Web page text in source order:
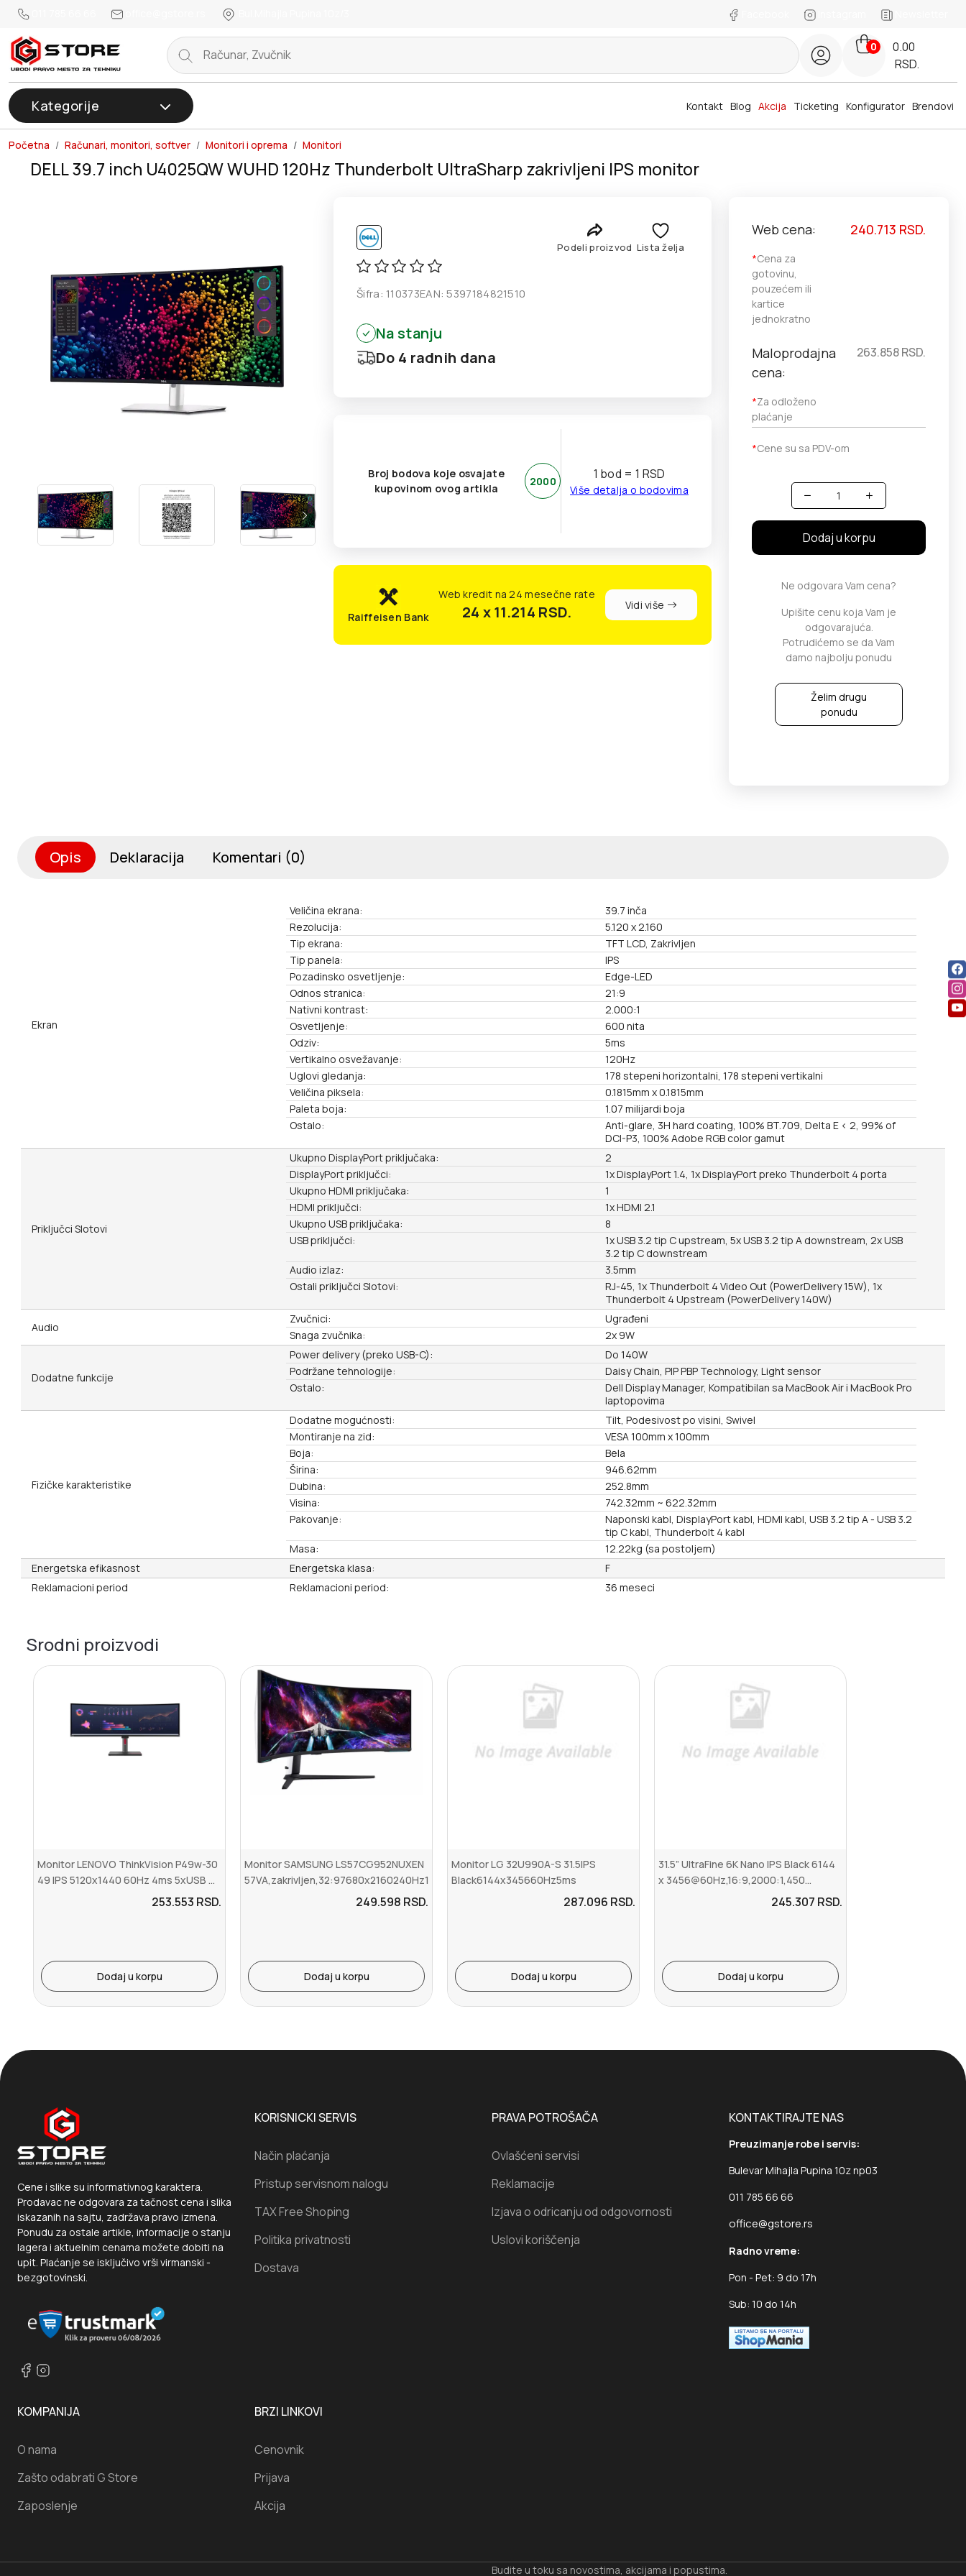
Instagram Newsletter
0
0.00
RSD.
Kategorije Brendovi
Blog Akcija
Kontakt Ticketing Konfigurator
Početna Računari, monitori, softver Monitori i oprema Monitori
DELL 39.7 inch U4025QW WUHD 120Hz Thunderbolt UltraSharp zakrivljeni IPS monitor
Podeli proizvod Lista želja
Šifra: 110373EAN:5397184821510
Na stanju
Do 4 radnih dana
Broj bodova koje osvajate
kupovinom ovog artikla
2000 1 bod = 1 RSD
Više detalja o bodovima
Raiffeisen Bank
Web kredit na 24 mesečne rate
24 x 11.214 RSD. Vidi više
Web cena:
*Cena za
gotovinu,
pouzećem ili
kartice
jednokratno
240.713 RSD.
Maloprodajna
cena:
*Za odloženo
plaćanje
263.858RSD.
*Cene su sa PDV-om
Količina
Dodaj u korpu
Ne odgovara Vam cena?
Upišite cenu koja Vam je
odgovarajuća.
Potrudićemo se da Vam
damo najbolju ponudu
Želim drugu
ponudu
Opis Deklaracija Komentari (0)
Ekran
Veličina ekrana:
39.7 inča
Rezolucija:
5.120 x 2.160
Tip ekrana:
TFT LCD, Zakrivljen
Tip panela:
IPS
Pozadinsko osvetljenje:
Edge-LED
Odnos stranica:
21:9
Nativni kontrast:
2.000:1
Osvetljenje:
600 nita
Odziv:
5ms
Vertikalno osvežavanje:
120Hz
Uglovi gledanja:
178 stepeni horizontalni, 178 stepeni vertikalni
Veličina piksela:
0.1815mm x 0.1815mm
Paleta boja:
1.07 milijardi boja
Ostalo:
Anti-glare, 3H hard coating, 100% BT.709, Delta E < 2, 99% of
DCI-P3, 100% Adobe RGB color gamut
Priključci Slotovi
Ukupno DisplayPort priključaka:
2
DisplayPort priključci:
1x DisplayPort 1.4, 1x DisplayPort preko Thunderbolt 4 porta
Ukupno HDMI priključaka:
1
HDMI priključci:
1x HDMI 2.1
Ukupno USB priključaka:
8
USB priključci:
1x USB 3.2 tip C upstream, 5x USB 3.2 tip A downstream, 2x USB
3.2 tip C downstream
Audio izlaz:
3.5mm
Ostali priključci Slotovi:
RJ-45, 1x Thunderbolt 4 Video Out (PowerDelivery 15W), 1x
Thunderbolt 4 Upstream (PowerDelivery 140W)
Audio
Zvučnici:
Ugrađeni
Snaga zvučnika:
2x 9W
Dodatne funkcije
Power delivery (preko USB-C):
Do 140W
Podržane tehnologije:
Daisy Chain, PIP PBP Technology, Light sensor
Ostalo:
Dell Display Manager, Kompatibilan sa MacBook Air i MacBook Pro
laptopovima
Fizičke karakteristike
Dodatne mogućnosti:
Tilt, Podesivost po visini, Swivel
Montiranje na zid:
VESA 100mm x 100mm
Boja:
Bela
Širina:
946.62mm
Dubina:
252.8mm
Visina:
742.32mm ~ 622.32mm
Pakovanje:
Naponski kabl, DisplayPort kabl, HDMI kabl, USB 3.2 tip A - USB 3.2
tip C kabl, Thunderbolt 4 kabl
Masa:
12.22kg (sa postoljem)
Energetska efikasnost
Energetska klasa:
F
Reklamacioni period
Reklamacioni period: 36 meseci
Srodni proizvodi
Monitor LENOVO ThinkVision P49w-30
49 IPS 5120x1440 60Hz 4ms 5xUSB ...
253.553 RSD.
Dodaj u korpu
Monitor SAMSUNG LS57CG952NUXEN
57VA,zakrivljen,32:97680x2160240Hz1m...
249.598 RSD.
Dodaj u korpu
Monitor LG 32U990A-S 31.5IPS
Black6144x345660Hz5ms
287.096 RSD.
Dodaj u korpu
31.5” UltraFine 6K Nano IPS Black 6144
x 3456@60Hz,16:9,2000:1,450...
245.307 RSD.
Dodaj u korpu
Cene i slike su informativnog karaktera.
Prodavac ne odgovara za tačnost cena i slika
iskazanih na sajtu, zadržava pravo izmena.
Ponudu za ostale artikle, informacije o stanju
lagera i aktuelnim cenama možete dobiti na
upit. Plaćanje se isključivo vrši virmanski -
bezgotovinski.
KORISNICKI SERVIS
Način plaćanja
Pristup servisnom nalogu
TAX Free Shoping
Politika privatnosti
Dostava
PRAVA POTROŠAČA
Ovlašćeni servisi
Reklamacije
Izjava o odricanju od odgovornosti
Uslovi koriščenja
KONTAKTIRAJTE NAS
Preuzimanje robe i servis:
Bulevar Mihajla Pupina 10z np03
011 785 66 66
office@gstore.rs
Radno vreme:
Pon - Pet: 9 do 17h
Sub: 10 do 14h
KOMPANIJA
O nama
Zašto odabrati G Store
Zaposlenje
BRZI LINKOVI
Cenovnik
Prijava
Akcija
Budite u toku sa novostima, akcijama i popustima.